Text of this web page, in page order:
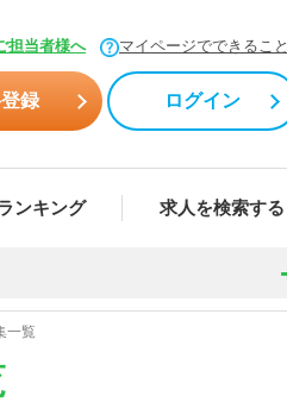
担当者様へ マイページでできること
録 ログイン
ンキング 求人を検索する
一覧